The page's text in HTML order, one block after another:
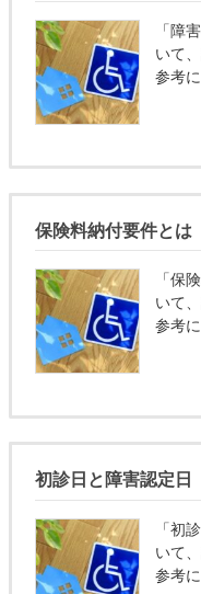
「障
いて
参考
保険料納付要件とは
「保
いて
参考
初診日と障害認定日
「初
いて
参考